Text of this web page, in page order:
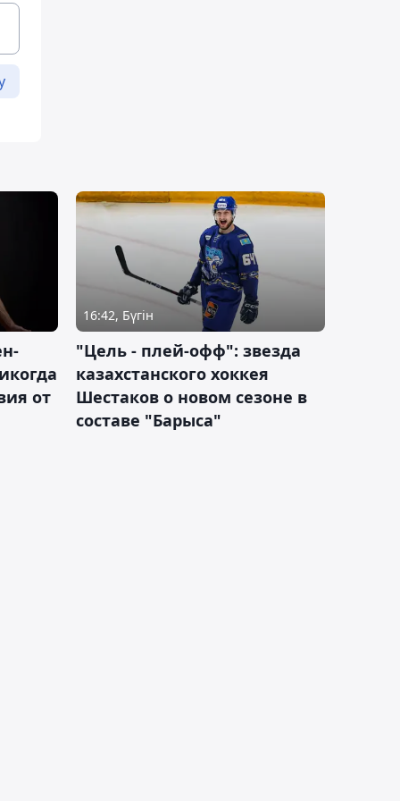
от
16:42, Бүгін
"Цель - плей-офф": звезда
казахстанского хоккея
Шестаков о новом сезоне в
составе "Барыса"